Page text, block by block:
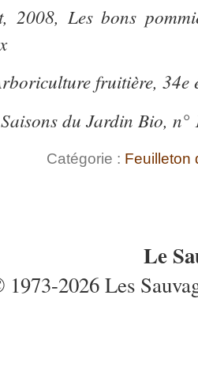
2008, Les bons
fruitière, 34e
du Jardin Bio, n°
Catégorie : Feuilleton
Le
2026 Les